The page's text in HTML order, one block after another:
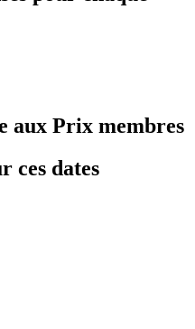
aux Prix membres
ces dates